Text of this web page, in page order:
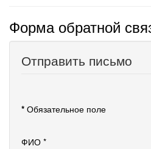
Форма обратной
Отправить письмо
* Обязательное поле
ФИО *